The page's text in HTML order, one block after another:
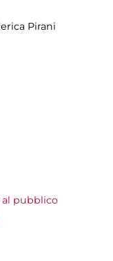
Pirani
al pubblico